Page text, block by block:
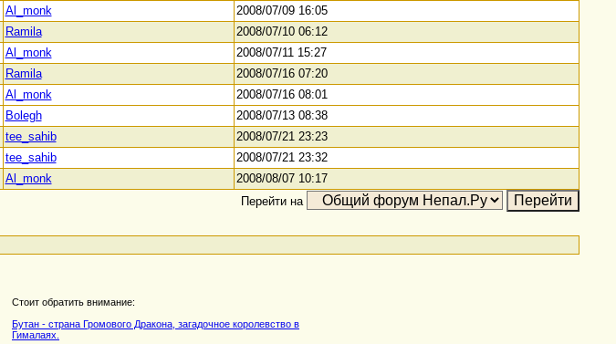
Al_monk
2008/07/09 16:05
Ramila
2008/07/10 06:12
Al_monk
2008/07/11 15:27
Ramila
2008/07/16 07:20
Al_monk
2008/07/16 08:01
Bolegh
2008/07/13 08:38
tee_sahib
2008/07/21 23:23
tee_sahib
2008/07/21 23:32
Al_monk
2008/08/07 10:17
Перейти на
Стоит обратить внимание:
Бутан - страна Громового Дракона, загадочное королевство в
Гималаях.